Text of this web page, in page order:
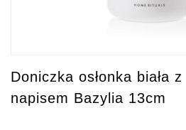
Doniczka osłonka biała
napisem Bazylia 13cm